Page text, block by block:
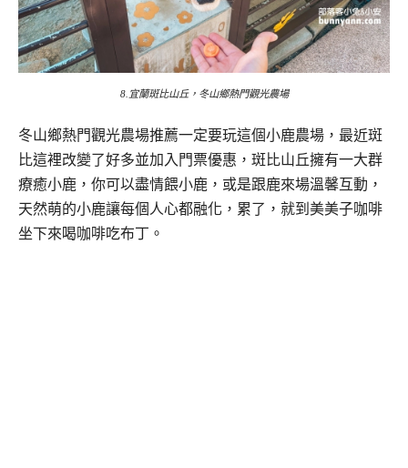
8.宜蘭斑比山丘，冬山鄉熱門觀光農場
冬山鄉熱門觀光農場推薦一定要玩這個小鹿農場，最近斑
比這裡改變了好多並加入門票優惠，斑比山丘擁有一大群
療癒小鹿，你可以盡情餵小鹿，或是跟鹿來場溫馨互動，
天然萌的小鹿讓每個人心都融化，累了，就到美美子咖啡
坐下來喝咖啡吃布丁。